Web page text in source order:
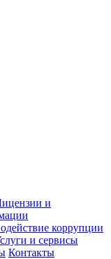
и
коррупции
и сервисы
Контакты